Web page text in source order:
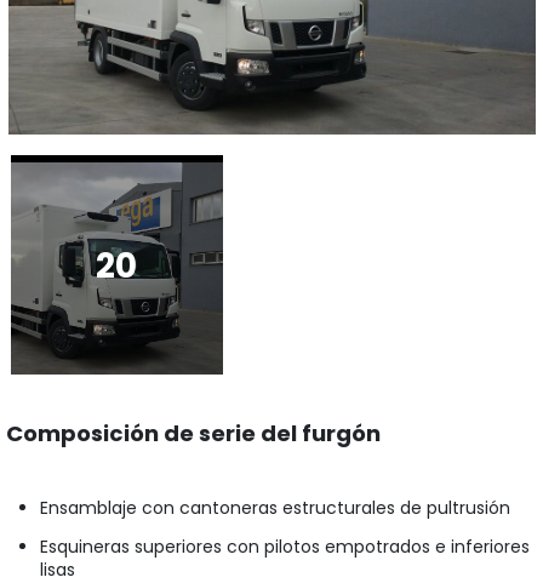
20
Composición de serie del furgón
Ensamblaje con cantoneras estructurales de pultrusión
Esquineras superiores con pilotos empotrados e inferiores
lisas